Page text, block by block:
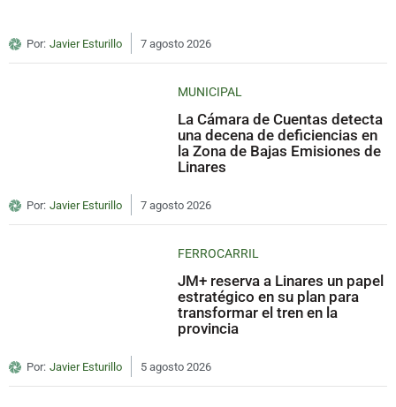
Por: Javier Esturillo 7 agosto 2026
MUNICIPAL
La Cámara de Cuentas detecta
una decena de deficiencias en
la Zona de Bajas Emisiones de
Linares
Por: Javier Esturillo 7 agosto 2026
FERROCARRIL
JM+ reserva a Linares un papel
estratégico en su plan para
transformar el tren en la
provincia
Por: Javier Esturillo 5 agosto 2026